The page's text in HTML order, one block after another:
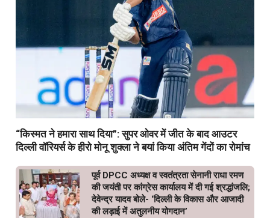
“किस्मत ने हमारा साथ दिया”: सुपर ओवर में जीत के बाद आउटर
दिल्ली वॉरियर्स के हीरो मोनू शुक्ला ने बयां किया अंतिम गेंदों का रोमांच
पूर्व DPCC अध्यक्ष व स्वतंत्रता सेनानी राधा रमण
की जयंती पर कांग्रेस कार्यालय में दी गई श्रद्धांजलि;
देवेन्द्र यादव बोले- ‘दिल्ली के विकास और आजादी
की लड़ाई में अतुलनीय योगदान’